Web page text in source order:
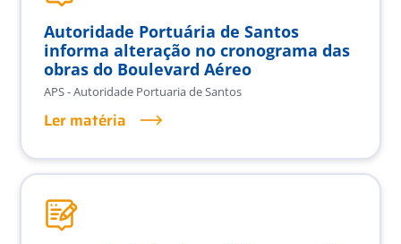
Autoridade Portuária de Santos
informa alteração no cronograma das
obras do Boulevard Aéreo
APS - Autoridade Portuaria de Santos
Ler matéria